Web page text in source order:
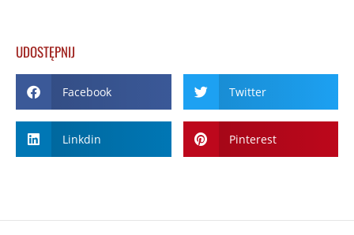
UDOSTĘPNIJ
Facebook Twitter
Linkdin Pinterest